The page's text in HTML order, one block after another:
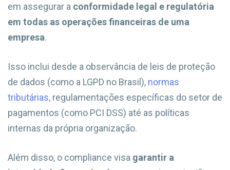
em assegurar a conformidade legal e regulatória
em todas as operações financeiras de uma
empresa.
Isso inclui desde a observância de leis de proteção
de dados (como a LGPD no Brasil), normas
tributárias, regulamentações específicas do setor de
pagamentos (como PCI DSS) até as políticas
internas da própria organização.
Além disso, o compliance visa garantir a